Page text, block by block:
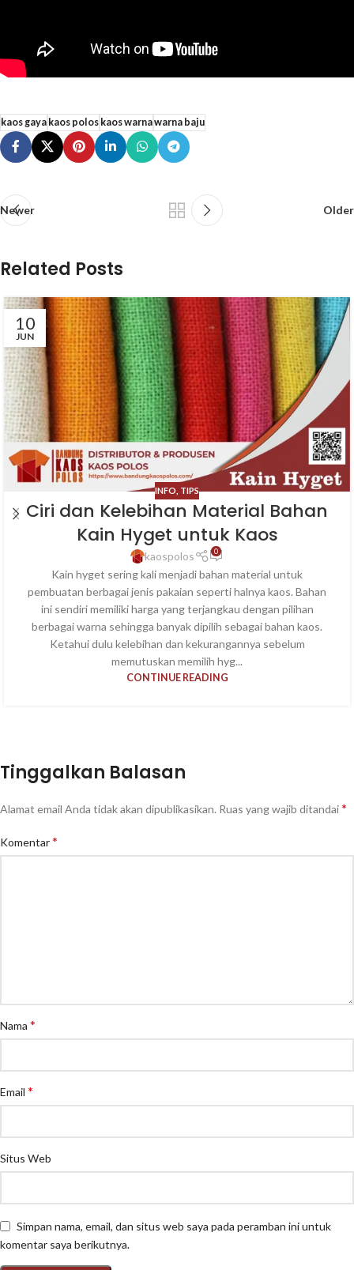
kaos gayakaos poloskaos warnawarna baju
Newer Older
Related Posts
10
JUN
INFO TIPS
Ciri dan Kelebihan Material Bahan
Kain Hyget untuk Kaos
kaospolos 0
Kain hyget sering kali menjadi bahan material untuk
pembuatan berbagai jenis pakaian seperti halnya kaos. Bahan
ini sendiri memiliki harga yang terjangkau dengan pilihan
berbagai warna sehingga banyak dipilih sebagai bahan kaos.
Ketahui dulu kelebihan dan kekurangannya sebelum
memutuskan memilih hyg...
CONTINUE READING
Tinggalkan Balasan
Alamat email Anda tidak akan dipublikasikan. Ruas yang wajib ditandai*
Komentar*
Nama *
Email *
Situs Web
Simpan nama, email, dan situs web saya pada peramban ini untuk
komentar saya berikutnya.